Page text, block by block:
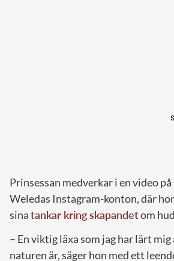
Prinsessan medverkar i en video
Weledas Instagram-konton, där
sinatankar kring skapandetom
– En viktig läxa som jag har lärt
naturen är, säger hon med ett